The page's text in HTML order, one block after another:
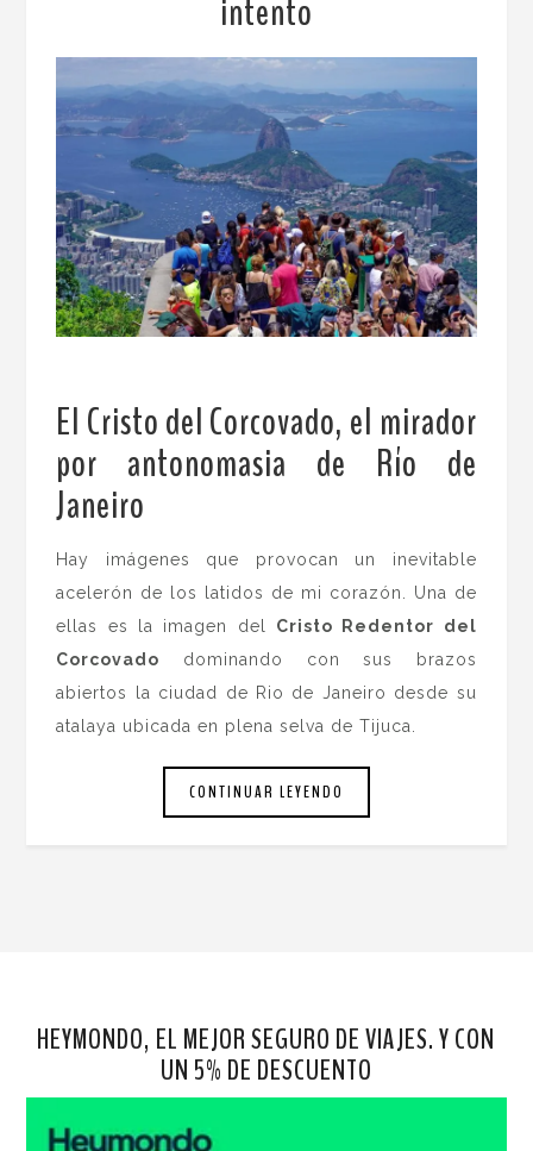
intento
El Cristo del Corcovado, el mirador
por antonomasia de Río de
Janeiro
Hay imágenes que provocan un inevitable
acelerón de los latidos de mi corazón. Una de
ellas es la imagen del Cristo Redentor del
Corcovado dominando con sus brazos
abiertos la ciudad de Rio de Janeiro desde su
atalaya ubicada en plena selva de Tijuca.
CONTINUAR LEYENDO
HEYMONDO, EL MEJOR SEGURO DE VIAJES. Y CON
UN 5% DE DESCUENTO